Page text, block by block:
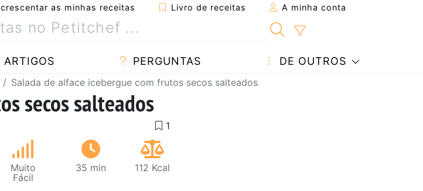
as minhas receitas Livro de receitas A minha conta
ARTIGOS PERGUNTAS DE OUTROS
Salada de alface icebergue com frutos secos salteados
secos salteados
Muito
Fácil
35 min 112 Kcal